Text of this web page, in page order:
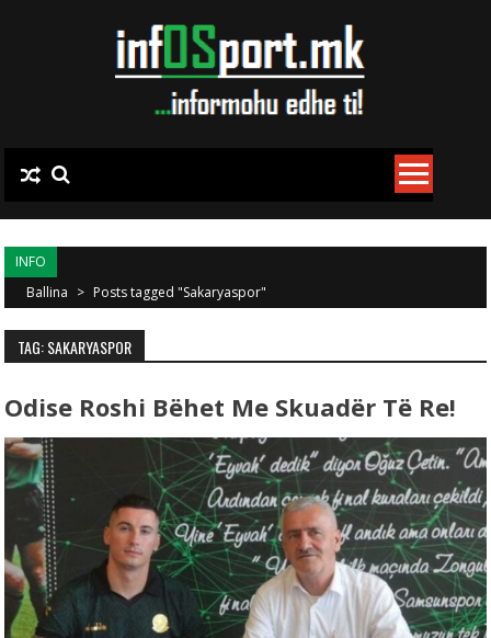
INFO
Ballina > Posts tagged "Sakaryaspor"
TAG: SAKARYASPOR
Odise Roshi Bëhet Me Skuadër Të Re!